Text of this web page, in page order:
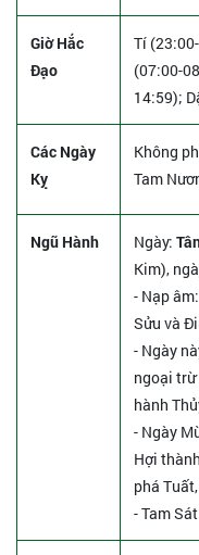
Giờ Hắc
Đạo
Tí
(07:00-
14:59);
Các Ngày
Kỵ
Không
Tam
Ngũ Hành Ngày:
Kim),
- Nạp
Sửu và
- Ngày
ngoại
hành
- Ngày
Hợi
phá
- Tam